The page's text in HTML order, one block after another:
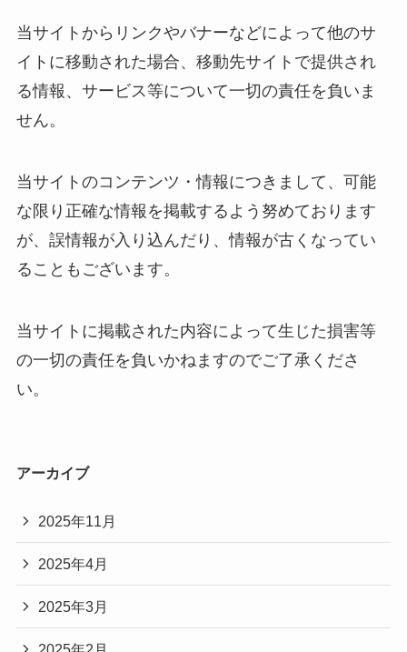
当サイトからリンクやバナーなどによって他のサ
イトに移動された場合、移動先サイトで提供され
る情報、サービス等について一切の責任を負いま
せん。
当サイトのコンテンツ・情報につきまして、可能
な限り正確な情報を掲載するよう努めております
が、誤情報が入り込んだり、情報が古くなってい
ることもございます。
当サイトに掲載された内容によって生じた損害等
の一切の責任を負いかねますのでご了承くださ
い。
アーカイブ
2025年11月
2025年4月
2025年3月